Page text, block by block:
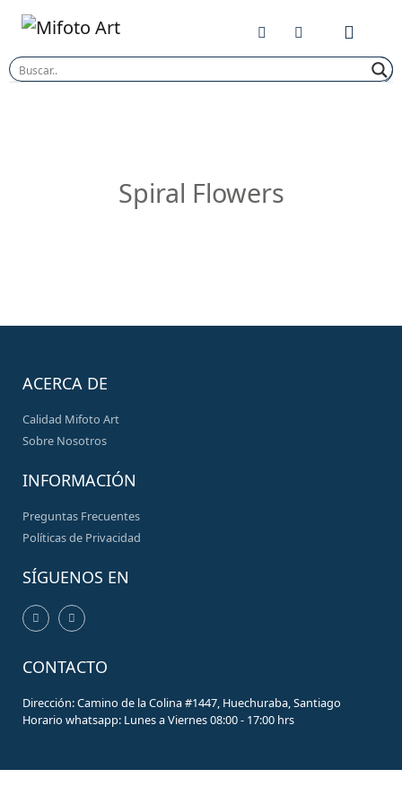
Skip
content
Spiral Flowers
ACERCA DE
Calidad Mifoto Art
Sobre Nosotros
INFORMACIÓN
Preguntas Frecuentes
Políticas de Privacidad
SÍGUENOS EN
CONTACTO
Dirección: Camino de la Colina #1447, Huechuraba, Santiago
Horario whatsapp: Lunes a Viernes 08:00 - 17:00 hrs